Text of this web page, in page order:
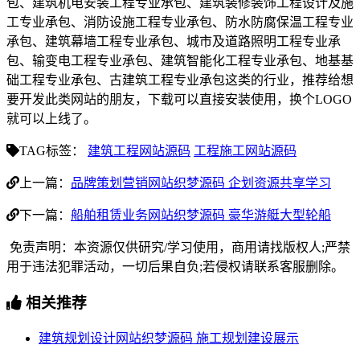
包、建筑机电安装工程专业承包、建筑装修装饰工程设计及施
工专业承包、消防设施工程专业承包、防水防腐保温工程专业
承包、建筑幕墙工程专业承包、城市及道路照明工程专业承
包、输变电工程专业承包、建筑智能化工程专业承包、地基基
础工程专业承包、古建筑工程专业承包这类的行业，推荐给想
要开发此类网站的朋友，下载可以直接安装使用，换个LOGO
就可以上线了。
TAG标签： 建筑工程网站源码 工程施工网站源码
上一篇： 品牌策划营销网站织梦源码 企划资源共享学习
下一篇： 船舶租赁业务网站织梦源码 豪华游艇大型轮船
免责声明：本资源仅供研究/学习使用，商用请找版权人;严禁
用于违法犯罪活动，一切后果自负;若侵权请联系客服删除。
相关推荐
建筑规划设计网站织梦源码 施工规划建设展示